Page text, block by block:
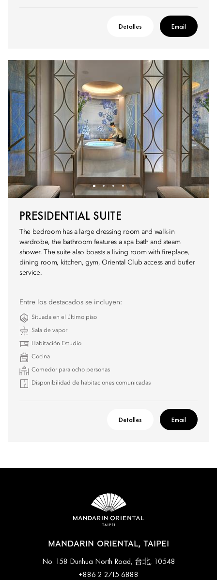
Detalles Email
PRESIDENTIAL SUITE
The bedroom has a large dressing room and walk-in
wardrobe, the bathroom features a spa bath and steam
shower. The suite also boasts a living room with fireplace,
dining room, kitchen, gym, Oriental Club access and butler
service.
Entre los destacados se incluyen:
Situada en el último piso
Sala de vapor
Habitación Estudio
Cocina
Comedor para ocho personas
Disponibilidad de habitaciones comunicadas
Detalles Email
MANDARIN ORIENTAL, TAIPEI
No. 158 Dunhua North Road, 台北, 10548
+886 2 2715 6888